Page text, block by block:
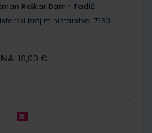
Roškar Damir Tadić
broj ministarstva: 7160-
19,00 €